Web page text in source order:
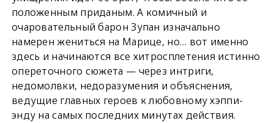
положенным приданым. А комичный и
очаровательный барон Зупан изначально
намерен жениться на Марице, но… вот именно
здесь и начинаются все хитросплетения истинно
опереточного сюжета — через интриги,
недомолвки, недоразумения и объяснения,
ведущие главных героев к любовному хэппи-
энду на самых последних минутах действия.